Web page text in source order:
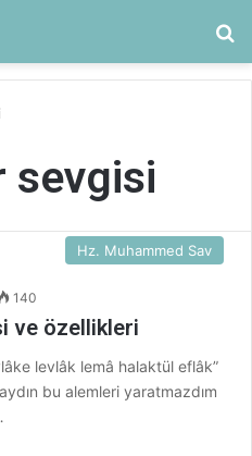
sevgisi
Hz. Muhammed Sav
140
ve özellikleri
levlâk lemâ halaktül eflâk”
bu alemleri yaratmazdım